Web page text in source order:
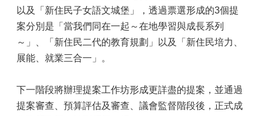
以及「新住民子女語文城堡」，透過票選形成的3個提
案分別是「當我們同在一起～在地學習與成長系列
～」、「新住民二代的教育規劃」以及「新住民培力、
展能、就業三合一」。
下一階段將辦理提案工作坊形成更詳盡的提案，並通過
提案審查、預算評估及審查、議會監督階段後，正式成